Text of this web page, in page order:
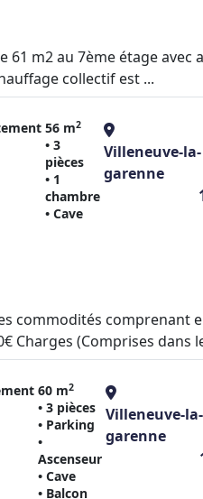
61 m2 au 7ème étage avec
collectif est ...
56 m2
• 3
pièces
• 1
chambre
• Cave
Villeneuve-la-
garenne
commodités comprenant
Charges (Comprises dans
60 m2
• 3 pièces
• Parking
•
Ascenseur
• Cave
• Balcon
Villeneuve-la-
garenne